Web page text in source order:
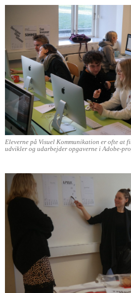
Eleverne på Visuel Kommunikation er ofte at
udvikler og udarbejder opgaverne i Adobe-